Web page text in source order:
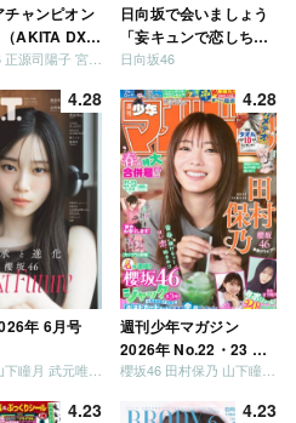
チャンピオン
AKITA DXシ
日向坂46 正源司陽子 宮地すみれ
日向坂で会いましょう
「妄キュンで恋しちゃ
いましょう」「どっち
う」「ご褒美でロケし
ましょう」「フレンド
リーになりましょう」
「笑って卒業を祝いま
しょう」 [Blu-ray]
日向坂46
4.28
年 6月号
櫻坂46 山下瞳月 武元唯衣 / 乃木坂46 海邉朱莉
4.28
週刊少年マガジン
2026年 No.22・23 合
併号
櫻坂46 田村保乃 山下瞳月 山川宇衣
4.23 4.23